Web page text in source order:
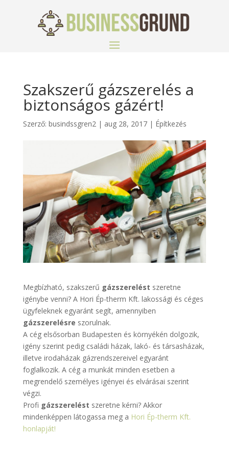
Szakszerű gázszerelés a
biztonságos gázért!
Szerző: busindssgren2| aug 28, 2017| Építkezés
Megbízható, szakszerű gázszerelést szeretne
igénybe venni? A Hori Ép-therm Kft. lakossági és céges
ügyfeleknek egyaránt segít, amennyiben
gázszerelésre szorulnak.
A cég elsősorban Budapesten és környékén dolgozik,
igény szerint pedig családi házak, lakó- és társasházak,
illetve irodaházak gázrendszereivel egyaránt
foglalkozik. A cég a munkát minden esetben a
megrendelő személyes igényei és elvárásai szerint
végzi.
Profi gázszerelést szeretne kérni? Akkor
mindenképpen látogassa meg a Hori Ép-therm Kft.
honlapját!